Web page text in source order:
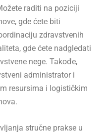
raditi na poziciji
gde ćete biti
zdravstvenih
gde ćete nadgledati
nege. Takođe,
administrator i
resursima i logističkim
stručne prakse u